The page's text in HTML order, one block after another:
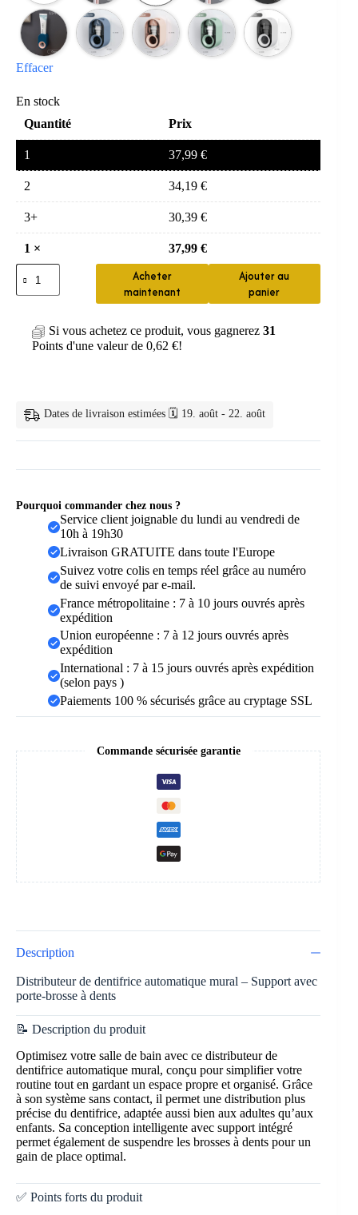
Effacer
En stock
Quantité
Prix
1 37,99 €
2 34,19 €
3+ 30,39 €
1 × 37,99 €
quantité
de
porte-
dents
Brosse
Acheter
maintenant
Ajouter au
panier
Si vous achetez ce produit, vous gagnerez 31
Points d'une valeur de 0,62 €!
Dates de livraison estimées 🗓️ 19. août - 22. août
Pourquoi commander chez nous ?
Service client joignable du lundi au vendredi de
10h à 19h30
Livraison GRATUITE dans toute l'Europe
Suivez votre colis en temps réel grâce au numéro
de suivi envoyé par e-mail.
France métropolitaine : 7 à 10 jours ouvrés après
expédition
Union européenne : 7 à 12 jours ouvrés après
expédition
International : 7 à 15 jours ouvrés après expédition
(selon pays )
Paiements 100 % sécurisés grâce au cryptage SSL
Commande sécurisée garantie
Description
Distributeur de dentifrice automatique mural – Support avec
porte-brosse à dents
📝 Description du produit
Optimisez votre salle de bain avec ce distributeur de
dentifrice automatique mural, conçu pour simplifier votre
routine tout en gardant un espace propre et organisé. Grâce
à son système sans contact, il permet une distribution plus
précise du dentifrice, adaptée aussi bien aux adultes qu’aux
enfants. Sa conception intelligente avec support intégré
permet également de suspendre les brosses à dents pour un
gain de place optimal.
✅ Points forts du produit